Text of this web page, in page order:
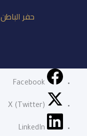
حفر
Facebook
X (Twitter)
LinkedIn